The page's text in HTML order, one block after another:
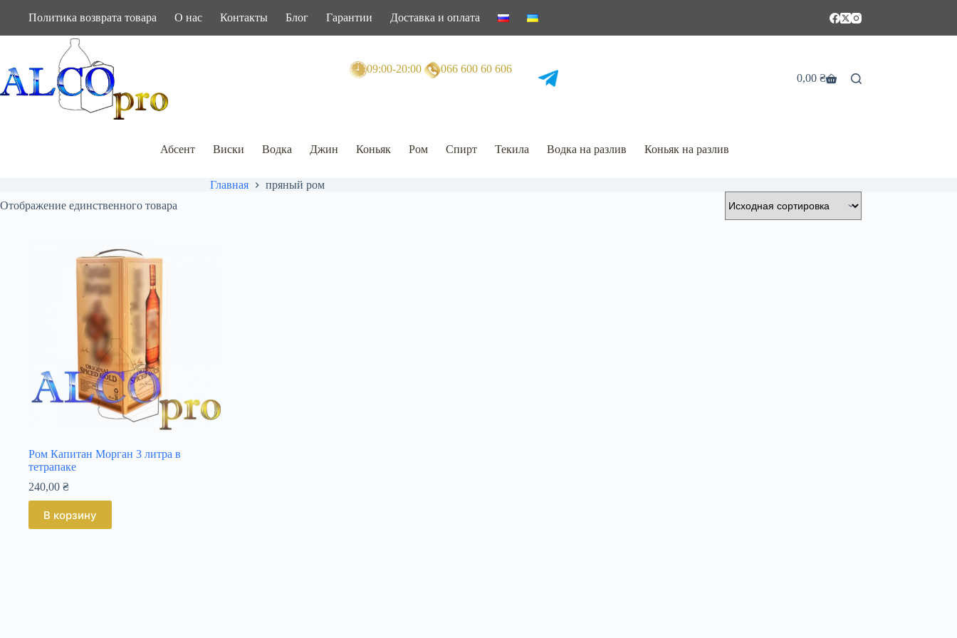
Политика возврата товара О нас Контакты Блог Гарантии Доставка и оплата
09:00-20:00
066 600 60 606
Корзина
0,00 ₴
Абсент Виски Водка Джин Коньяк Ром Спирт Текила Водка на разлив Коньяк на разлив
Главная
пряный ром
Отображение единственного товара
Ром Капитан Морган 3 литра в
тетрапаке
240,00 ₴
В корзину